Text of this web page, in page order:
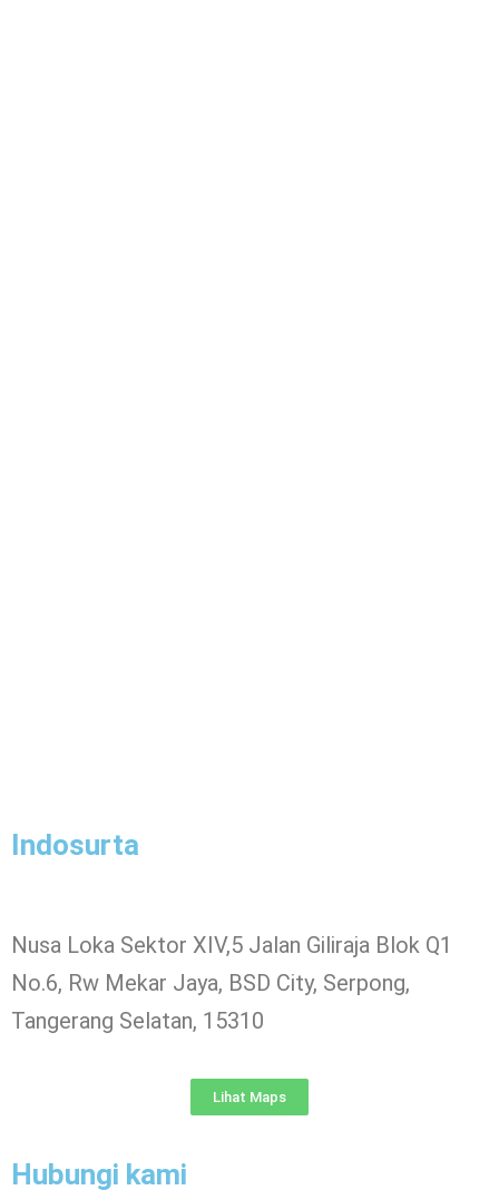
Indosurta
Nusa Loka Sektor XIV,5 Jalan Giliraja Blok Q1
No.6, Rw Mekar Jaya, BSD City, Serpong,
Tangerang Selatan, 15310
Lihat Maps
Hubungi kami